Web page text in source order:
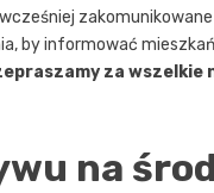
by informować
za wszelkie
na